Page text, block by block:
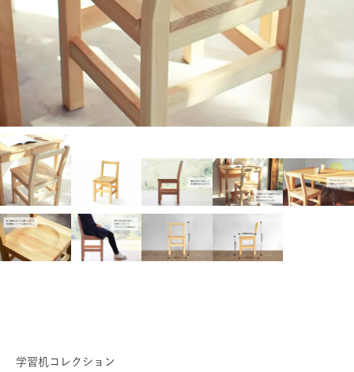
学習机コレクション